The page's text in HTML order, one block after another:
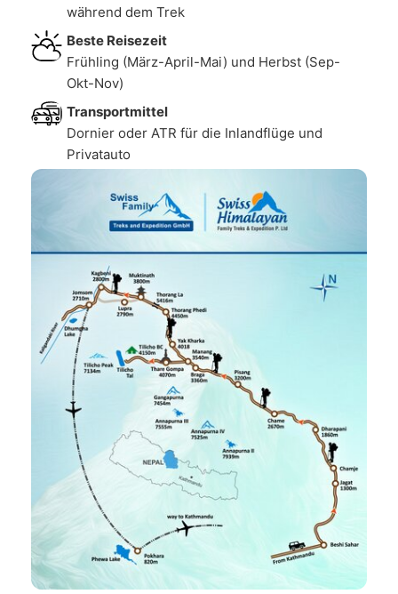
während dem Trek
Beste Reisezeit
Frühling (März-April-Mai) und Herbst (Sep-
Okt-Nov)
Transportmittel
Dornier oder ATR für die Inlandflüge und
Privatauto